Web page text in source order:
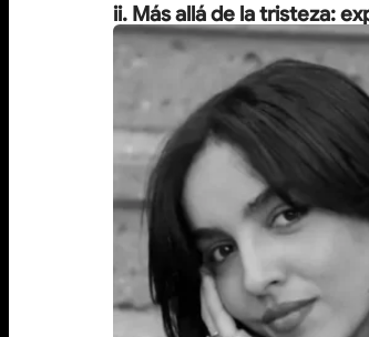
ii. Más allá de la tristeza: